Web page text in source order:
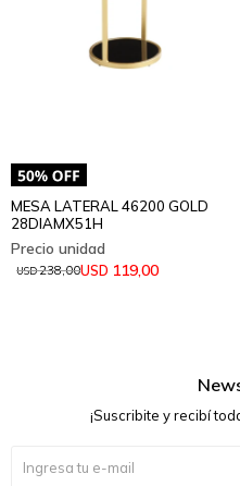
MESA LATERAL 46200 GOLD
28DIAMX51H
USD 119,00
USD238,00
¡Suscribite y recibí